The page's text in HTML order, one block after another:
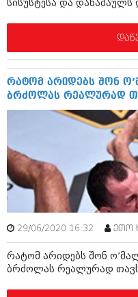
ისტორია
სხვადასხვა
ანონსი
აგვისტო 2018
ივლისი 2018
ივნისი 2018
მაისი 2018 (211)
აპრილი 2018
მარტი 2018
იანვარი 2018
ნოემბერი 2017
ოქტომბერი 2017
სექტემბერი 2017
ნოემბერი 2020 (103)
ოქტომბერი 2020 (209)
აგვისტო 2020 (249)
ივლისი 2020 (204)
არქივის ზომის ნახვა
სისუსტესა და
რატომ არიდებს შონ
ბრძოლას რეალურად
29/06/2020 16:32 ეთო
რატომ არიდებს შონ
ბრძოლას რეალურად